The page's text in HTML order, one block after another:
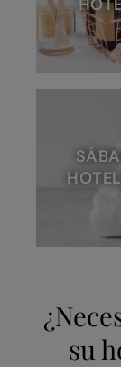
su